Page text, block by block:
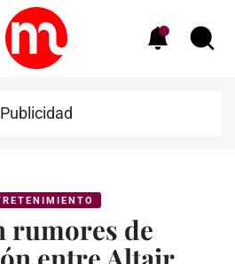
Publicidad
rumores de